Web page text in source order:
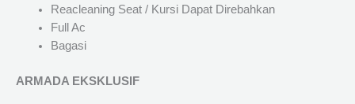
Reacleaning Seat / Kursi Dapat Direbahkan
Full Ac
Bagasi
ARMADA EKSKLUSIF